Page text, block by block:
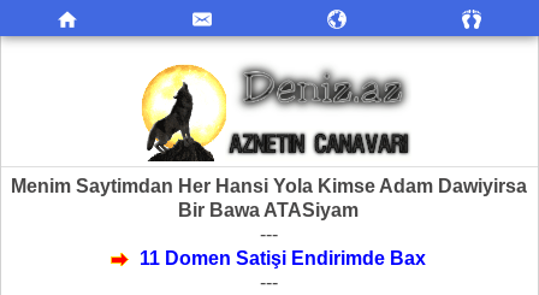
Menim Saytimdan Her Hansi Yola Kimse Adam Dawiyirsa
Bir Bawa ATASiyam
---
11 Domen Satişi Endirimde Bax
---